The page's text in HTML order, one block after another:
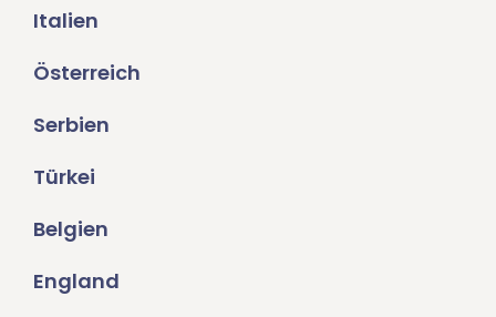
Italien
Österreich
Serbien
Türkei
Belgien
England